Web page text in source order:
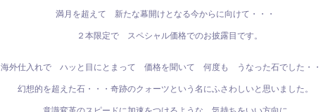
満月を超えて 新たな幕開けとなる今からに向けて・・・
２本限定で スペシャル価格でのお披露目です。
海外仕入れで ハッと目にとまって 価格を聞いて 何度も うなった石でした・・
幻想的を超えた石・・・奇跡のクォーツという名にふさわしいと思いました。